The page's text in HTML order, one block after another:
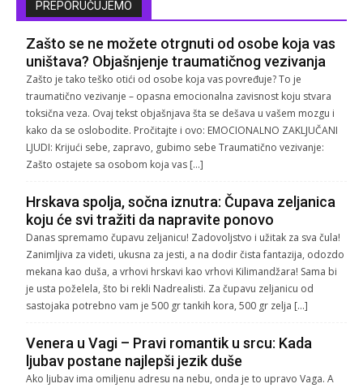
PREPORUČUJEMO
Zašto se ne možete otrgnuti od osobe koja vas
uništava? Objašnjenje traumatičnog vezivanja
Zašto je tako teško otići od osobe koja vas povređuje? To je
traumatično vezivanje – opasna emocionalna zavisnost koju stvara
toksična veza. Ovaj tekst objašnjava šta se dešava u vašem mozgu i
kako da se oslobodite. Pročitajte i ovo: EMOCIONALNO ZAKLJUČANI
LJUDI: Krijući sebe, zapravo, gubimo sebe Traumatično vezivanje:
Zašto ostajete sa osobom koja vas […]
Hrskava spolja, sočna iznutra: Čupava zeljanica
koju će svi tražiti da napravite ponovo
Danas spremamo čupavu zeljanicu! Zadovoljstvo i užitak za sva čula!
Zanimljiva za videti, ukusna za jesti, a na dodir čista fantazija, odozdo
mekana kao duša, a vrhovi hrskavi kao vrhovi Kilimandžara! Sama bi
je usta poželela, što bi rekli Nadrealisti. Za čupavu zeljanicu od
sastojaka potrebno vam je 500 gr tankih kora, 500 gr zelja […]
Venera u Vagi – Pravi romantik u srcu: Kada
ljubav postane najlepši jezik duše
Ako ljubav ima omiljenu adresu na nebu, onda je to upravo Vaga. A